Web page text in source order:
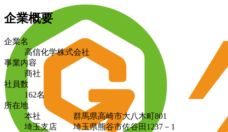
企業概要
企業名
高信化学株式会社
事業内容
商社
社員数
162名
所在地
本社 群馬県高崎市大八木町801
埼玉支店 埼玉県熊谷市佐谷田1237－1